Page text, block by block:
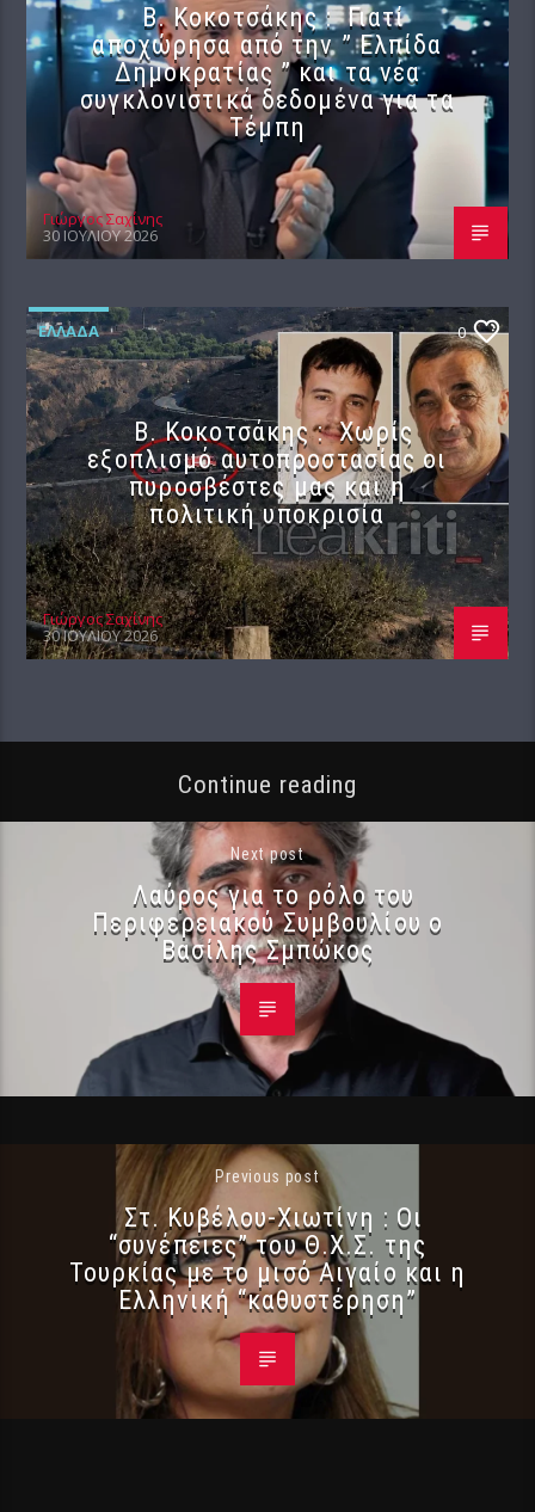
Β. Κοκοτσάκης : Γιατί
αποχώρησα από την ” Ελπίδα
Δημοκρατίας ” και τα νέα
συγκλονιστικά δεδομένα για τα
Τέμπη
Γιώργος Σαχίνης
30 ΙΟΥΛΊΟΥ 2026
ΕΛΛΆΔΑ 0
Β. Κοκοτσάκης : Χωρίς
εξοπλισμό αυτοπροστασίας οι
πυροσβέστες μας και η
πολιτική υποκρισία
Γιώργος Σαχίνης
30 ΙΟΥΛΊΟΥ 2026
Continue reading
Next post
Λαύρος για το ρόλο του
Περιφερειακού Συμβουλίου ο
Βασίλης Σμπώκος
Previous post
Στ. Κυβέλου-Χιωτίνη : Οι
“συνέπειες” του Θ.Χ.Σ. της
Τουρκίας με το μισό Αιγαίο και η
Ελληνική “καθυστέρηση”